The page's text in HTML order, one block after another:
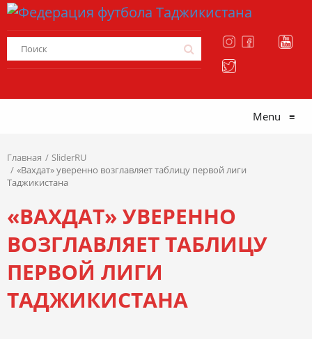
Menu ≡
Главная
SliderRU
«Вахдат» уверенно возглавляет таблицу первой лиги
Таджикистана
«ВАХДАТ» УВЕРЕННО
ВОЗГЛАВЛЯЕТ ТАБЛИЦУ
ПЕРВОЙ ЛИГИ
ТАДЖИКИСТАНА